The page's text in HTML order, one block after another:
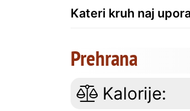
Kateri kruh naj
Prehrana
Kalorije: